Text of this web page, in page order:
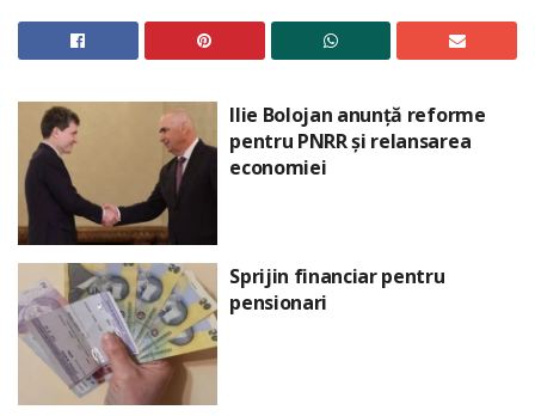
Ilie Bolojan anunță reforme
pentru PNRR și relansarea
economiei
Sprijin financiar pentru
pensionari